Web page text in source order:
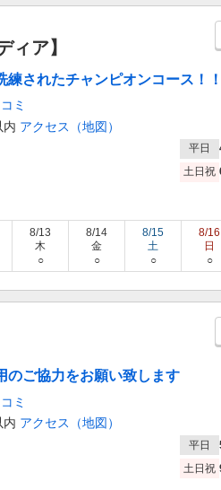
ィア】
されたチャンピオンコース！！
ミ
内 アクセス（地図）
平日
土日祝
8/13
木
○
8/14
金
○
8/15
土
○
8/16
日
○
のご協力をお願い致します
ミ
内 アクセス（地図）
平日
土日祝